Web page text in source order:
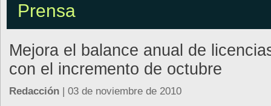
Prensa
Mejora el balance anual de
con el incremento de octubre
Redacción | 03 de noviembre de 2010